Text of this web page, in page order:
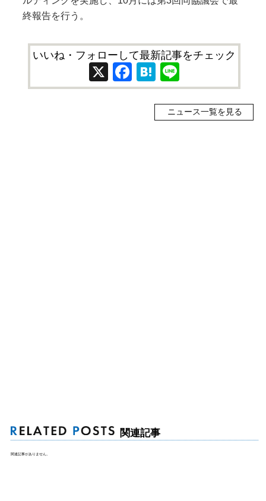
終報告を行う。
いいね・フォローして最新記事をチェック
X Facebook
Hatena
ニュース一覧を見る
関連記事
関連記事がありません。